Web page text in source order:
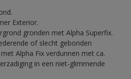
Exterior.
gronden met Alpha Superfix.
of slecht gebonden
Alpha Fix verdunnen met ca.
in een niet-glimmende